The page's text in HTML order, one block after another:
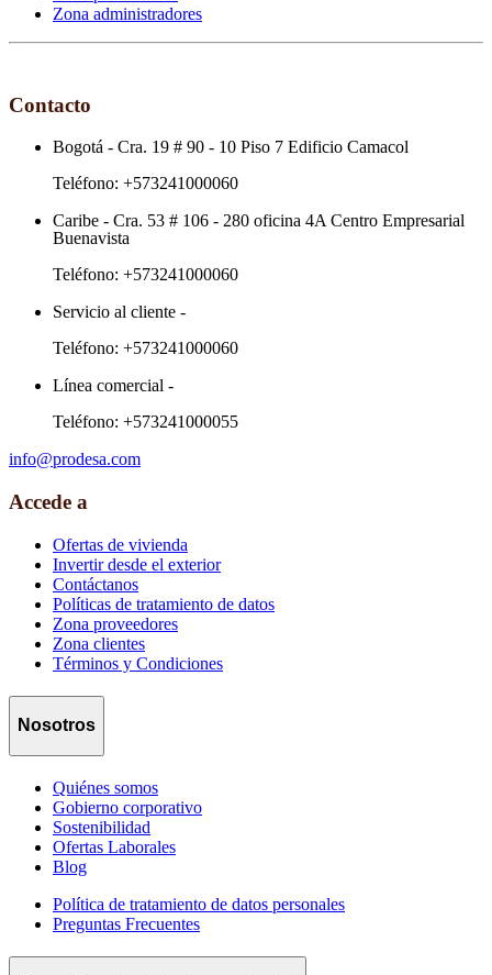
Zona administradores
Contacto
Bogotá - Cra. 19 # 90 - 10 Piso 7 Edificio Camacol
Teléfono: +573241000060
Caribe - Cra. 53 # 106 - 280 oficina 4A Centro Empresarial
Buenavista
Teléfono: +573241000060
Servicio al cliente -
Teléfono: +573241000060
Línea comercial -
Teléfono: +573241000055
info@prodesa.com
Accede a
Ofertas de vivienda
Invertir desde el exterior
Contáctanos
Políticas de tratamiento de datos
Zona proveedores
Zona clientes
Términos y Condiciones
Nosotros
Quiénes somos
Gobierno corporativo
Sostenibilidad
Ofertas Laborales
Blog
Política de tratamiento de datos personales
Preguntas Frecuentes